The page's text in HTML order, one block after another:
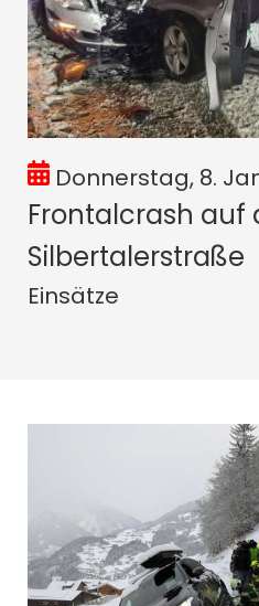
Donnerstag, 8.
Frontalcrash auf
Silbertalerstraße
Einsätze